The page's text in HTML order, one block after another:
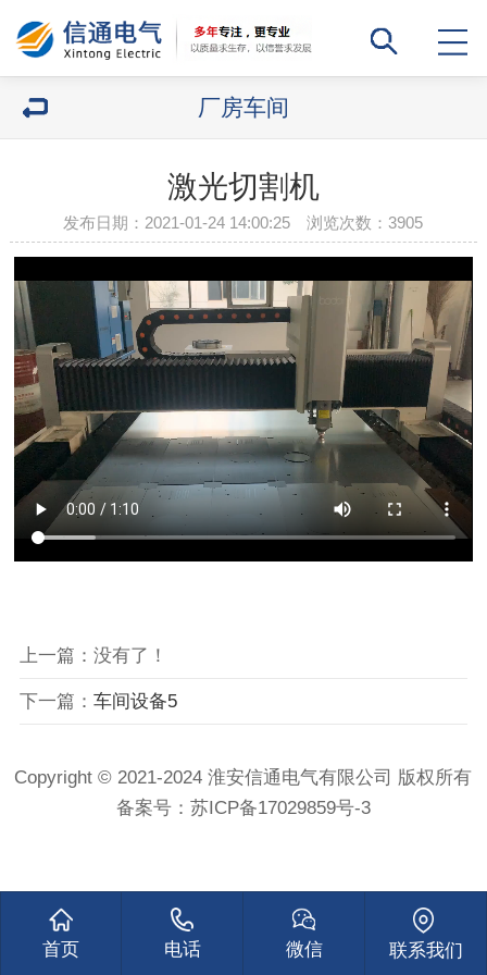
厂房车间
激光切割机
发布日期：2021-01-24 14:00:25 浏览次数：3905
上一篇：没有了！
下一篇： 车间设备5
Copyright © 2021-2024 淮安信通电气有限公司 版权所有
备案号： 苏ICP备17029859号-3
首页 电话 微信 联系我们